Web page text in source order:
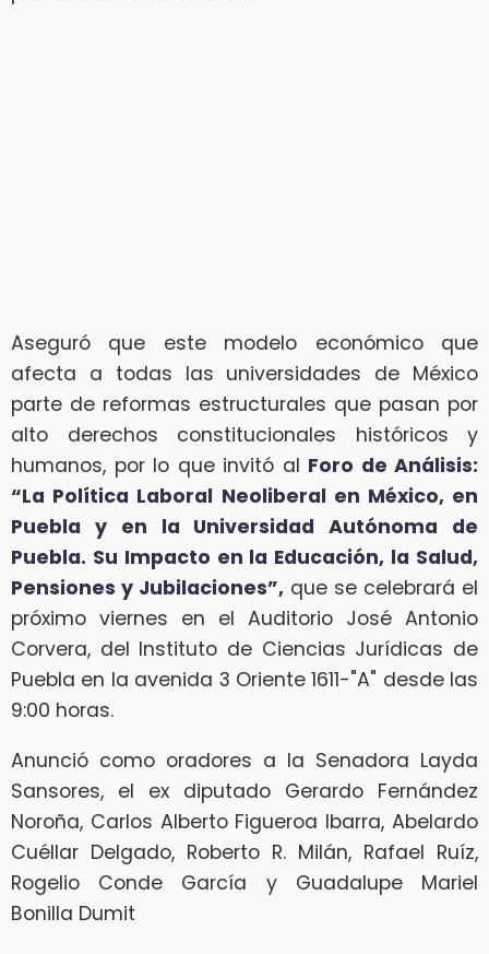
Aseguró que este modelo económico que
afecta a todas las universidades de México
parte de reformas estructurales que pasan por
alto derechos constitucionales históricos y
humanos, por lo que invitó al Foro de Análisis:
“La Política Laboral Neoliberal en México, en
Puebla y en la Universidad Autónoma de
Puebla. Su Impacto en la Educación, la Salud,
Pensiones y Jubilaciones”, que se celebrará el
próximo viernes en el Auditorio José Antonio
Corvera, del Instituto de Ciencias Jurídicas de
Puebla en la avenida 3 Oriente 1611-"A" desde las
9:00 horas.
Anunció como oradores a la Senadora Layda
Sansores, el ex diputado Gerardo Fernández
Noroña, Carlos Alberto Figueroa Ibarra, Abelardo
Cuéllar Delgado, Roberto R. Milán, Rafael Ruíz,
Rogelio Conde García y Guadalupe Mariel
Bonilla Dumit